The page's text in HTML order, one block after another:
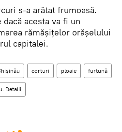
s-a arătat frumoasă.
acesta va fi un
rămășițelor orășelului
capitalei.
corturi ploaie furtună
Detalii